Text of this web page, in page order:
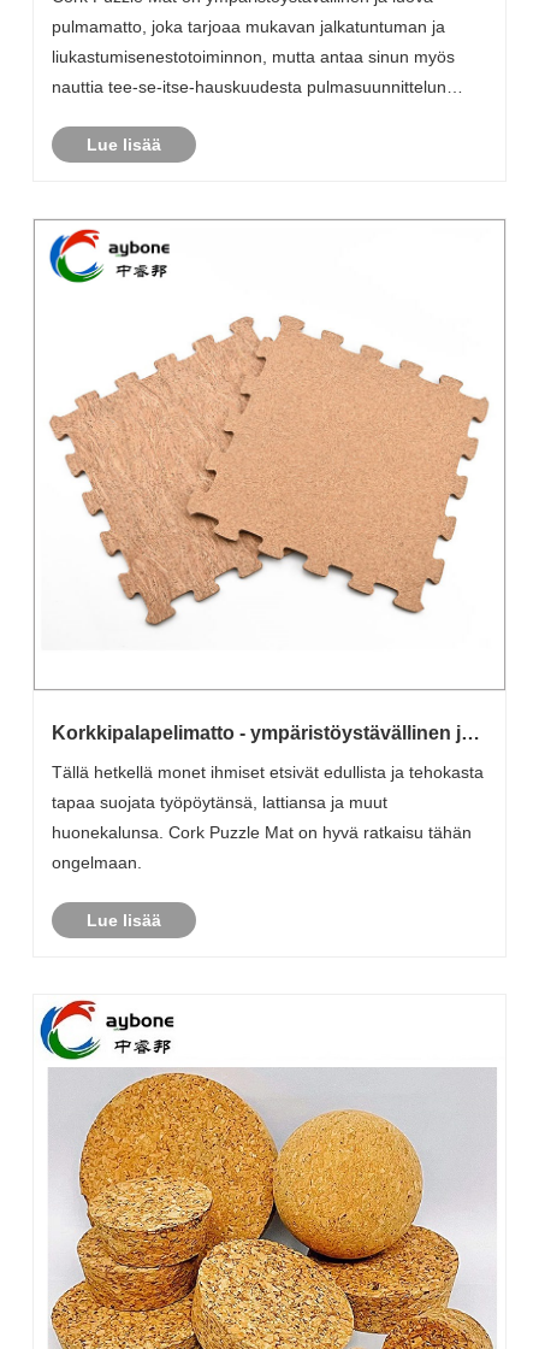
pulmamatto, joka tarjoaa mukavan jalkatuntuman ja
liukastumisenestotoiminnon, mutta antaa sinun myös
nauttia tee-se-itse-hauskuudesta pulmasuunnittelun
Lue lisää
Korkkipalapelimatto - ympäristöystävällinen ja
Tällä hetkellä monet ihmiset etsivät edullista ja tehokasta
tapaa suojata työpöytänsä, lattiansa ja muut
huonekalunsa. Cork Puzzle Mat on hyvä ratkaisu tähän
ongelmaan.
Lue lisää